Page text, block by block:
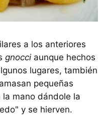
a los anteriores
gnocciaunque hechos
lugares, también
pequeñas
mano dándole la
y se hierven.